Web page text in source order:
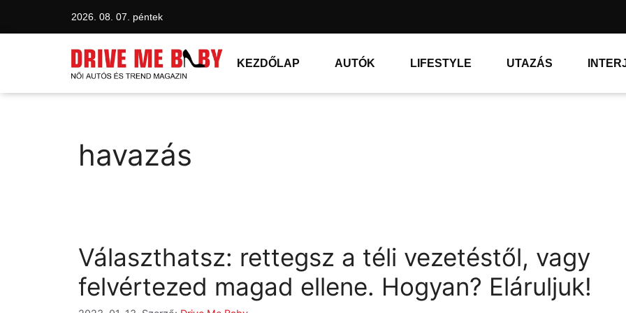
2026. 08. 07. péntek
KEZDŐLAP AUTÓK LIFESTYLE UTAZÁS
havazás
Választhatsz: rettegsz a téli vezetéstől, vagy
felvértezed magad ellene. Hogyan? Eláruljuk!